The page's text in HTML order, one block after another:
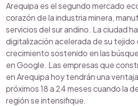
Arequipa es el segundo mercado
corazón de la industria minera,
servicios del sur andino. La ciudad
digitalización acelerada de su tejido
crecimiento sostenido en las
en Google. Las empresas que
en Arequipa hoy tendrán una
próximos 18 a 24 meses cuando la
región se intensifique.